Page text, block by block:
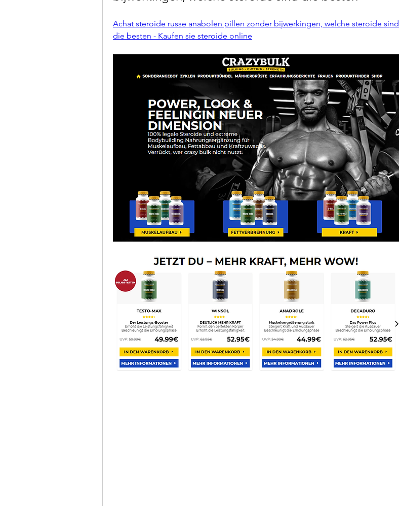
Achat steroide russe anabolen pillen zonder bijwerkingen, welche steroide sind
die besten - Kaufen sie steroide online